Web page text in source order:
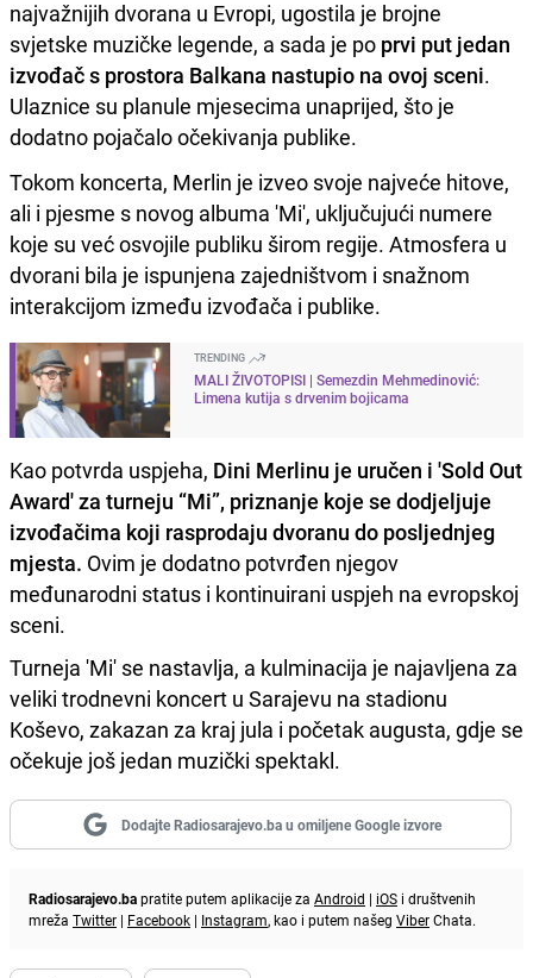
najvažnijih dvorana u Evropi, ugostila je brojne
svjetske muzičke legende, a sada je po prvi put jedan
izvođač s prostora Balkana nastupio na ovoj sceni.
Ulaznice su planule mjesecima unaprijed, što je
dodatno pojačalo očekivanja publike.
Tokom koncerta, Merlin je izveo svoje najveće hitove,
ali i pjesme s novog albuma 'Mi', uključujući numere
koje su već osvojile publiku širom regije. Atmosfera u
dvorani bila je ispunjena zajedništvom i snažnom
interakcijom između izvođača i publike.
TRENDING
MALI ŽIVOTOPISI | Semezdin Mehmedinović:
Limena kutija s drvenim bojicama
Kao potvrda uspjeha, Dini Merlinu je uručen i 'Sold Out
Award' za turneju “Mi”, priznanje koje se dodjeljuje
izvođačima koji rasprodaju dvoranu do posljednjeg
mjesta. Ovim je dodatno potvrđen njegov
međunarodni status i kontinuirani uspjeh na evropskoj
sceni.
Turneja 'Mi' se nastavlja, a kulminacija je najavljena za
veliki trodnevni koncert u Sarajevu na stadionu
Koševo, zakazan za kraj jula i početak augusta, gdje se
očekuje još jedan muzički spektakl.
Dodajte Radiosarajevo.ba u omiljene Google izvore
Radiosarajevo.bapratite putem aplikacije za Android | iOS i društvenih
mreža Twitter | Facebook | Instagram, kao i putem našeg ViberChata.